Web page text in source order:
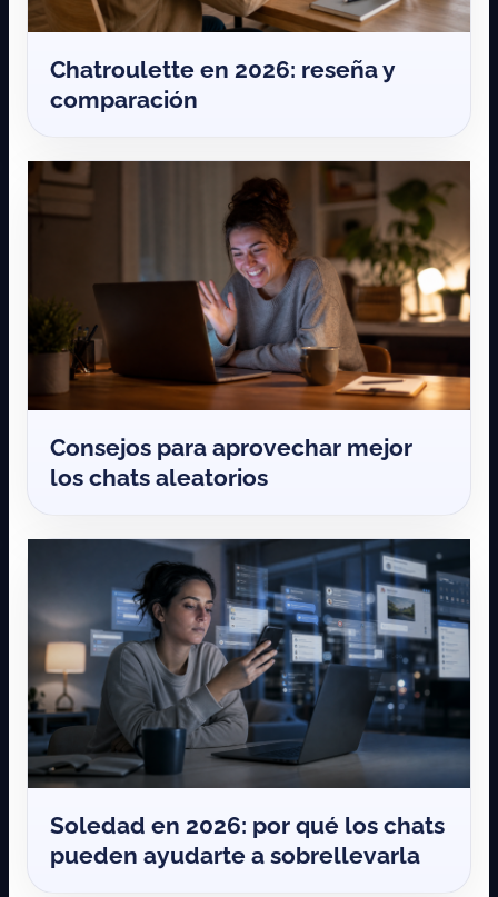
Chatroulette en 2026: reseña y
comparación
Consejos para aprovechar mejor
los chats aleatorios
Soledad en 2026: por qué los chats
pueden ayudarte a sobrellevarla